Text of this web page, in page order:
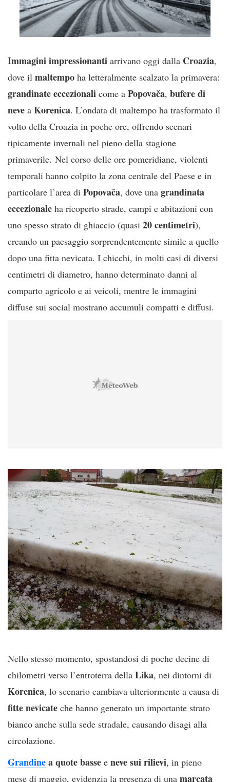
Immagini impressionanti arrivano oggi dalla Croazia,
dove il maltempo ha letteralmente scalzato la primavera:
grandinate eccezionali come a Popovača, bufere di
neve a Korenica. L’ondata di maltempo ha trasformato il
volto della Croazia in poche ore, offrendo scenari
tipicamente invernali nel pieno della stagione
primaverile. Nel corso delle ore pomeridiane, violenti
temporali hanno colpito la zona centrale del Paese e in
particolare l’area di Popovača, dove una grandinata
eccezionale ha ricoperto strade, campi e abitazioni con
uno spesso strato di ghiaccio (quasi 20 centimetri),
creando un paesaggio sorprendentemente simile a quello
dopo una fitta nevicata. I chicchi, in molti casi di diversi
centimetri di diametro, hanno determinato danni al
comparto agricolo e ai veicoli, mentre le immagini
diffuse sui social mostrano accumuli compatti e diffusi.
Nello stesso momento, spostandosi di poche decine di
chilometri verso l’entroterra della Lika, nei dintorni di
Korenica, lo scenario cambiava ulteriormente a causa di
fitte nevicate che hanno generato un importante strato
bianco anche sulla sede stradale, causando disagi alla
circolazione.
Grandinea quote basse e neve sui rilievi, in pieno
mese di maggio, evidenzia la presenza di una marcata